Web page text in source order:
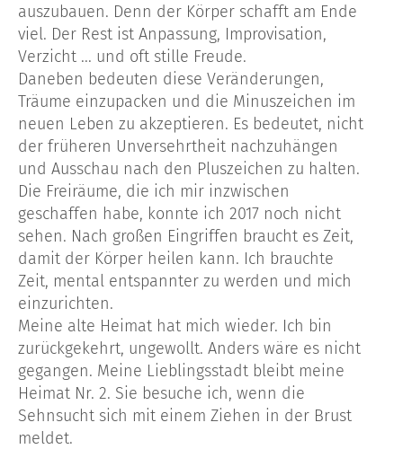
auszubauen. Denn der Körper schafft am Ende
viel. Der Rest ist Anpassung, Improvisation,
Verzicht ... und oft stille Freude.
Daneben bedeuten diese Veränderungen,
Träume einzupacken und die Minuszeichen im
neuen Leben zu akzeptieren. Es bedeutet, nicht
der früheren Unversehrtheit nachzuhängen
und Ausschau nach den Pluszeichen zu halten.
Die Freiräume, die ich mir inzwischen
geschaffen habe, konnte ich 2017 noch nicht
sehen. Nach großen Eingriffen braucht es Zeit,
damit der Körper heilen kann. Ich brauchte
Zeit, mental entspannter zu werden und mich
einzurichten.
Meine alte Heimat hat mich wieder. Ich bin
zurückgekehrt, ungewollt. Anders wäre es nicht
gegangen. Meine Lieblingsstadt bleibt meine
Heimat Nr. 2. Sie besuche ich, wenn die
Sehnsucht sich mit einem Ziehen in der Brust
meldet.